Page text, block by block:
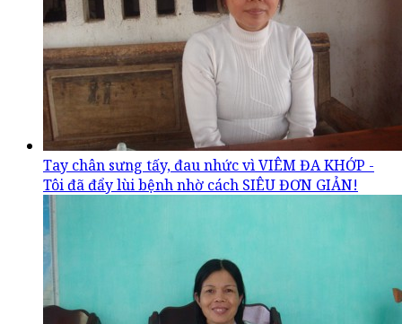
Tay chân sưng tấy, đau nhức vì VIÊM ĐA KHỚP -
Tôi đã đẩy lùi bệnh nhờ cách SIÊU ĐƠN GIẢN!